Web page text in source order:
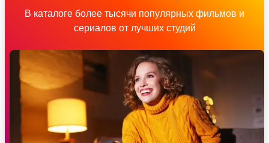
В каталоге более тысячи популярных фильмов и
сериалов от лучших студий